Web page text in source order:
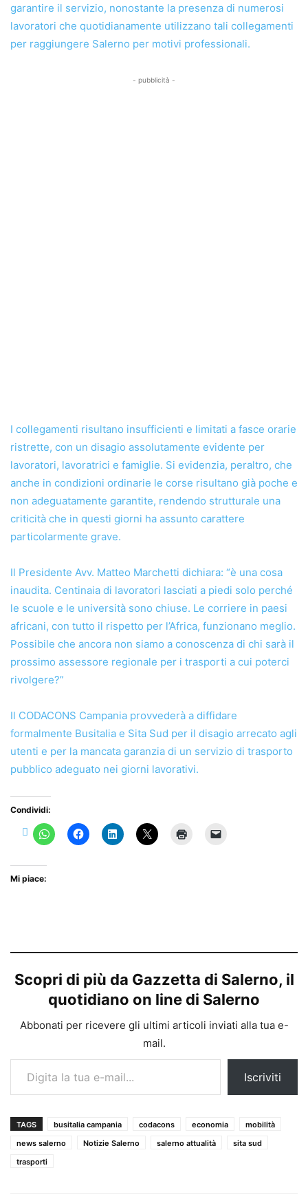
garantire il servizio, nonostante la presenza di numerosi
lavoratori che quotidianamente utilizzano tali collegamenti
per raggiungere Salerno per motivi professionali.
- pubblicità -
I collegamenti risultano insufficienti e limitati a fasce orarie
ristrette, con un disagio assolutamente evidente per
lavoratori, lavoratrici e famiglie. Si evidenzia, peraltro, che
anche in condizioni ordinarie le corse risultano già poche e
non adeguatamente garantite, rendendo strutturale una
criticità che in questi giorni ha assunto carattere
particolarmente grave.
Il Presidente Avv. Matteo Marchetti dichiara: “è una cosa
inaudita. Centinaia di lavoratori lasciati a piedi solo perché
le scuole e le università sono chiuse. Le corriere in paesi
africani, con tutto il rispetto per l’Africa, funzionano meglio.
Possibile che ancora non siamo a conoscenza di chi sarà il
prossimo assessore regionale per i trasporti a cui poterci
rivolgere?”
Il CODACONS Campania provvederà a diffidare
formalmente Busitalia e Sita Sud per il disagio arrecato agli
utenti e per la mancata garanzia di un servizio di trasporto
pubblico adeguato nei giorni lavorativi.
Condividi:
Mi piace:
Scopri di più da Gazzetta di Salerno, il
quotidiano on line di Salerno
Abbonati per ricevere gli ultimi articoli inviati alla tua e-
mail.
Digita la tua e-mail...
Iscriviti
TAGS busitalia campania codacons economia
mobilità
news salerno
Notizie Salerno salerno attualità
sita sud
trasporti